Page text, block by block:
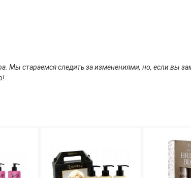
Мы стараемся следить за изменениями, но, если вы